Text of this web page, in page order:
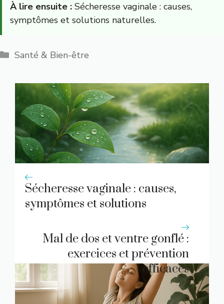
À lire ensuite : Sécheresse vaginale : causes,
symptômes et solutions naturelles.
Catégories
Santé & Bien-être
Sécheresse vaginale : causes,
symptômes et solutions
Mal de dos et ventre gonflé :
exercices et prévention
efficaces